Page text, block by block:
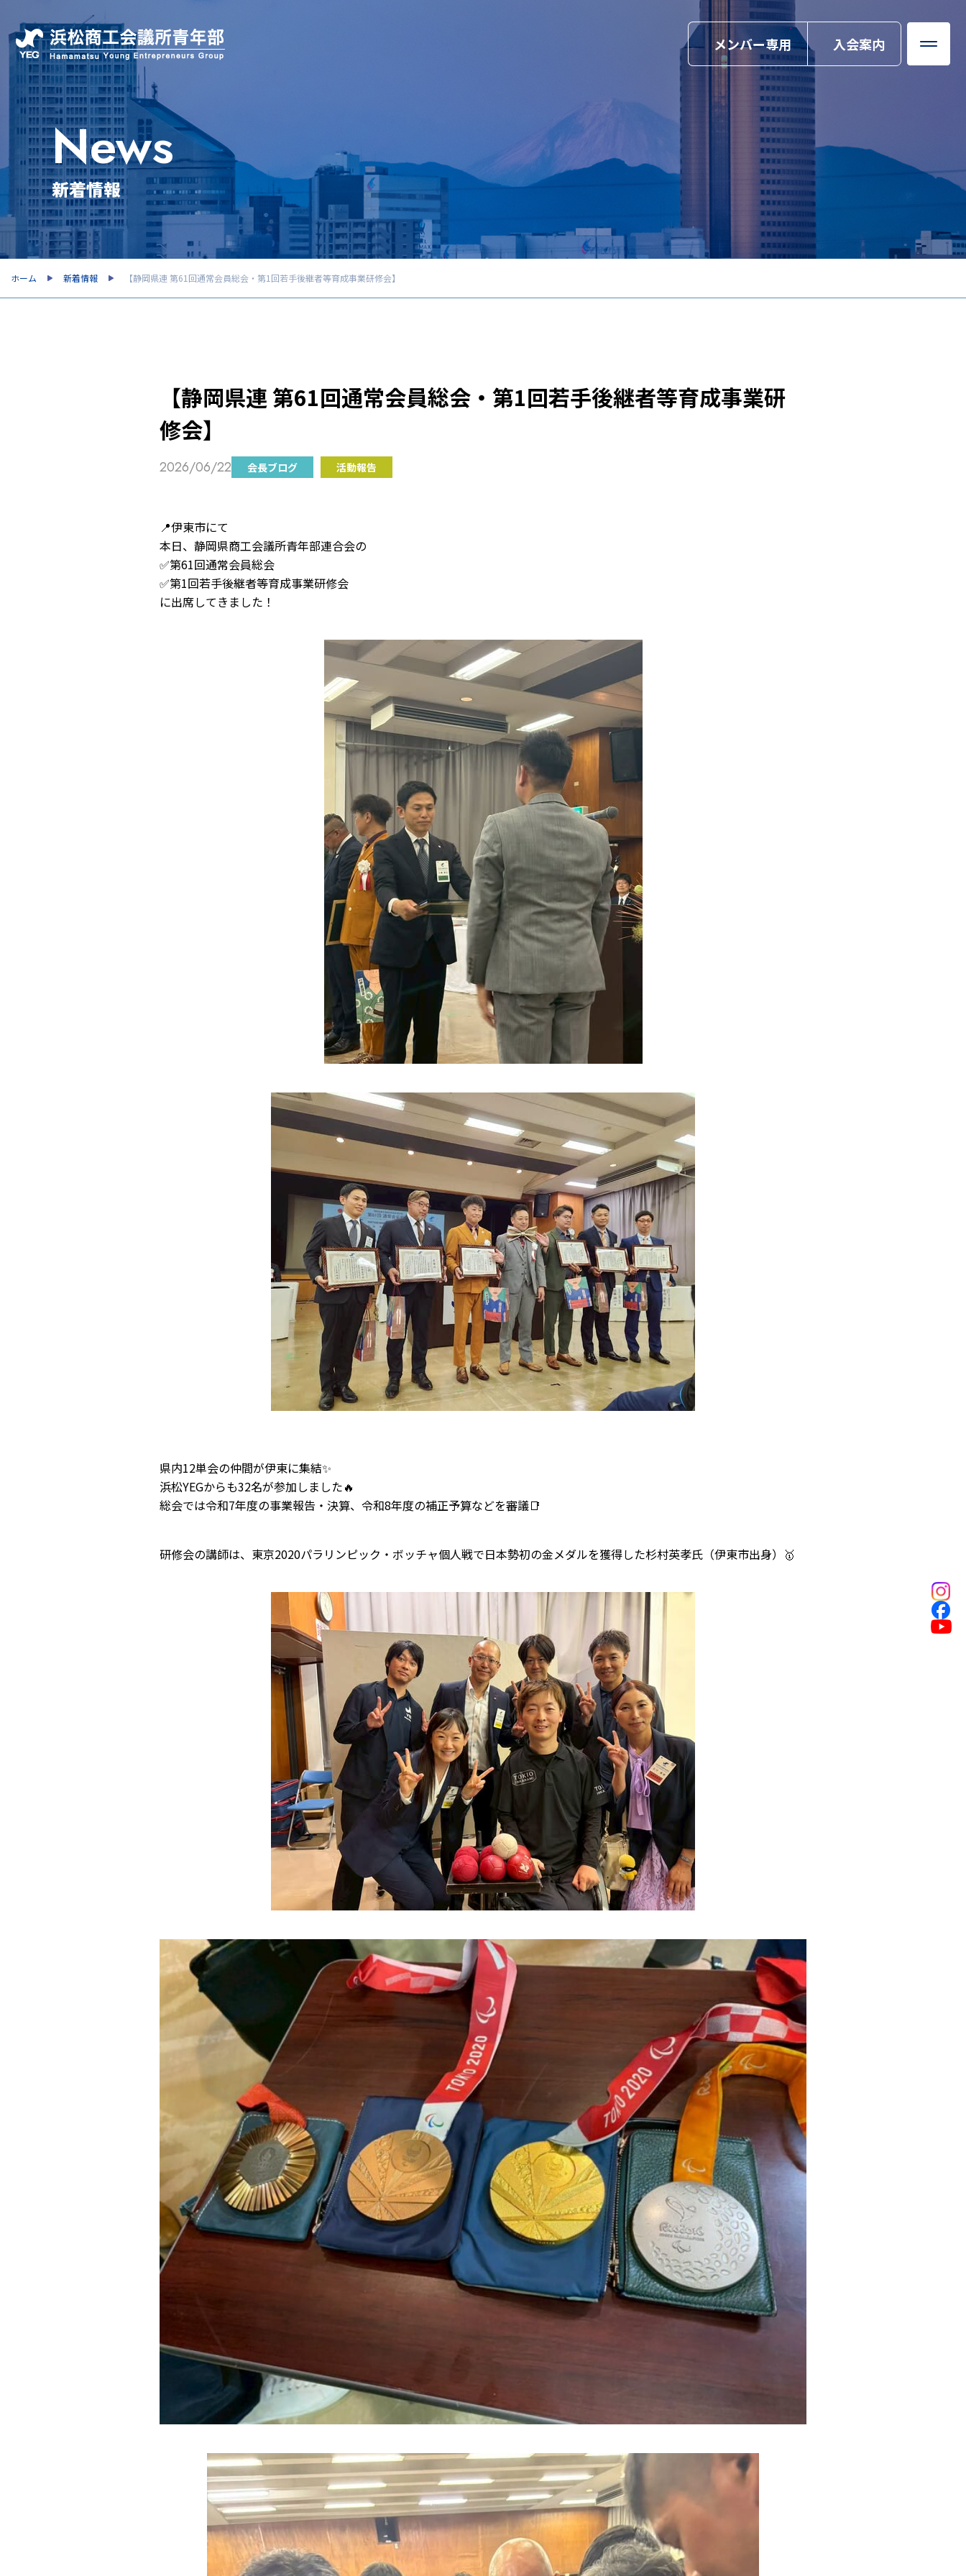
メンバー専用 入会案内
News
新着情報
ホーム 新着情報 【静岡県連 第61回通常会員総会・第1回若手後継者等育成事業研修会】
【静岡県連 第61回通常会員総会・第1回若手後継者等育成事業研
修会】
2026/06/22 会長ブログ 活動報告
📍伊東市にて
本日、静岡県商工会議所青年部連合会の
✅第61回通常会員総会
✅第1回若手後継者等育成事業研修会
に出席してきました！
県内12単会の仲間が伊東に集結✨
浜松YEGからも32名が参加しました🔥
総会では令和7年度の事業報告・決算、令和8年度の補正予算などを審議📑
研修会の講師は、東京2020パラリンピック・ボッチャ個人戦で日本勢初の金メダルを獲得した杉村英孝氏（伊東市出身）🥇